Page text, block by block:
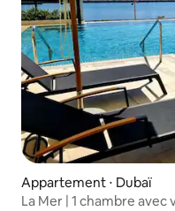
Appartement ⋅ Dubaï
La Mer | 1 chambre